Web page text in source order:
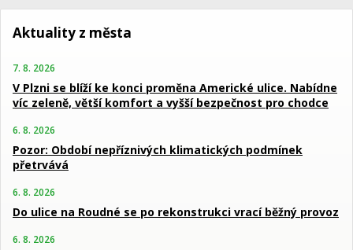
Aktuality z města
7. 8. 2026
V Plzni se blíží ke konci proměna Americké ulice. Nabídne
víc zeleně, větší komfort a vyšší bezpečnost pro chodce
6. 8. 2026
Pozor: Období nepříznivých klimatických podmínek
přetrvává
6. 8. 2026
Do ulice na Roudné se po rekonstrukci vrací běžný provoz
6. 8. 2026